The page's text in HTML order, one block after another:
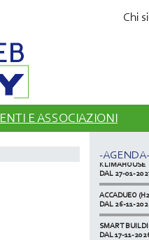
Chi
ENTI E ASSOCIAZIONI
-AGENDA-
ACCADUEO
KLIMAHOUSE
DAL 27-01-
ACCADUEO
DAL 26-11-
SMART
DAL 17-11-